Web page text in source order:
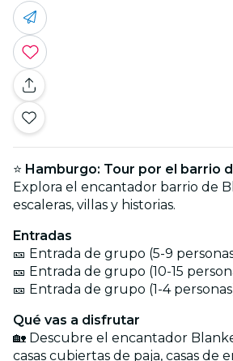
⭐ Hamburgo: Tour por el barrio
Explora el encantador barrio de
escaleras, villas y historias.
Entradas
🎫 Entrada de grupo (5-9
🎫 Entrada de grupo (10-15
🎫 Entrada de grupo (1-4
Qué vas a disfrutar
🏡 Descubre el encantador
casas cubiertas de paja, casas de